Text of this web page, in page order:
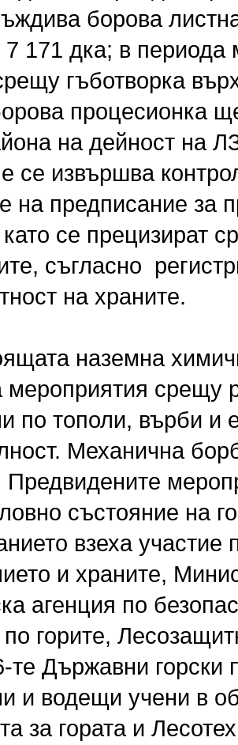
борова
171 дка; в
гъботворка
процесионка
на дейност на
се извършва
на предписание за
се прецизират
съгласно
на храните.
наземна
мероприятия срещу
по тополи, върби и
Механична
Предвидените
състояние на
взеха
и храните,
агенция по
по горите,
те Държавни горски
и водещи учени в
за гората и